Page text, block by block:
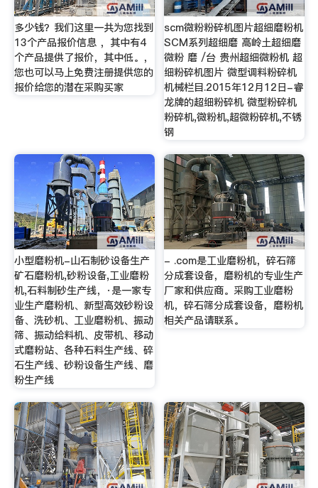
多少钱？我们这里一共为您找到
13个产品报价信息 ，其中有4
个产品提供了报价，其中低。，
您也可以马上免费注册提供您的
报价给您的潜在采购买家
scm微粉粉碎机图片超细磨粉机
SCM系列超细磨 高岭土超细磨
微粉 磨 /台 贵州超细微粉机 超
细粉碎机图片 微型调料粉碎机
机械栏目.2015年12月12日-睿
龙牌的超细粉碎机 微型粉碎机
粉碎机,微粉机,超微粉碎机,不锈
钢
小型磨粉机-山石制砂设备生产
矿石磨粉机,砂粉设备,工业磨粉
机,石料制砂生产线，·是一家专
业生产磨粉机、新型高效砂粉设
备、洗砂机、工业磨粉机、振动
筛、振动给料机、皮带机、移动
式磨粉站、各种石料生产线、碎
石生产线、砂粉设备生产线、磨
粉生产线
- .com是工业磨粉机，碎石筛
分成套设备，磨粉机的专业生产
厂家和供应商。采购工业磨粉
机，碎石筛分成套设备，磨粉机
相关产品请联系。